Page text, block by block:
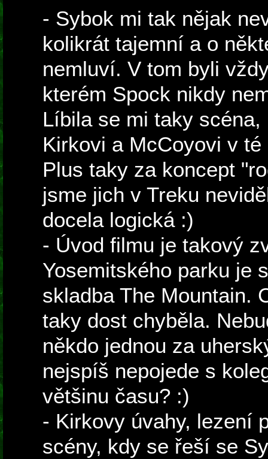
- Sybok mi tak nějak
kolikrát tajemní a o
nemluví. V tom byli
kterém Spock nikdy
Líbila se mi taky
Kirkovi a McCoyovi v
Plus taky za koncept
jsme jich v Treku
docela logická :)
- Úvod filmu je takový
Yosemitského parku je
skladba The Mountain.
taky dost chyběla.
někdo jednou za
nejspíš nepojede s
většinu času? :)
- Kirkovy úvahy, lezení
scény, kdy se řeší se